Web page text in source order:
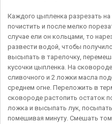
Каждого цыпленка разрезать на
почистить и после мелко
случае ели он кольцами, то
развести водой, чтобы
высыпать в тарелочку,
кусочки цыпленка. На
сливочного и 2 ложки масла
среднем огне. Переложить в
сковороде растопить остаток
ложка и высыпать лук,
помешивая минуту. Смешать